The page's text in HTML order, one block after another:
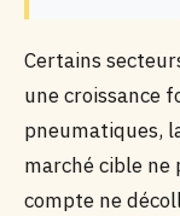
Certains
une croissance
pneumatiques,
marché cible ne
compte ne